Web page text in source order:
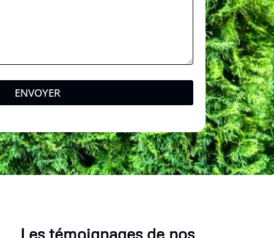
ENVOYER
Les témoignages de nos